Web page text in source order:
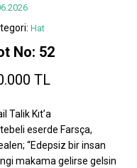
Hat
No: 52
TL
Talik Kıt’a
eserde Farsça,
“Edepsiz bir insan
makama gelirse gelsin